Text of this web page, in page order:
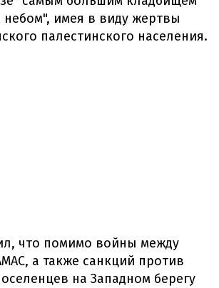
имея в виду жертвы
палестинского населения.
что помимо войны между
а также санкций против
на Западном берегу